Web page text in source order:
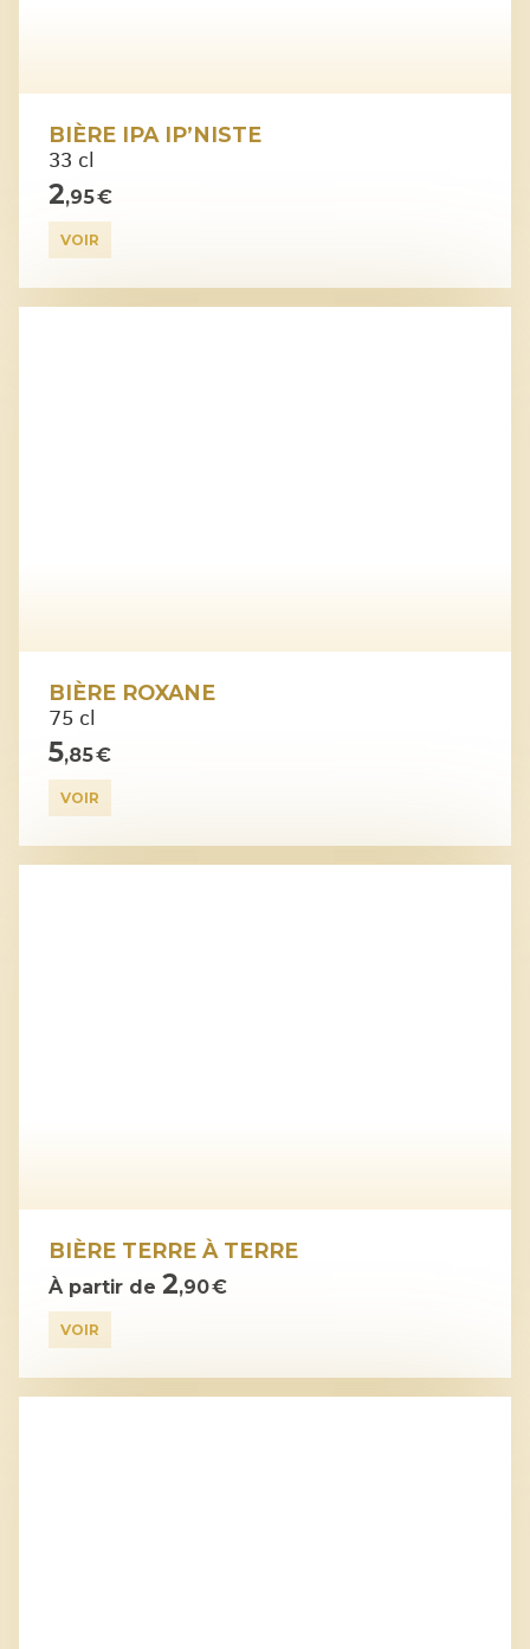
BIÈRE IPA IP’NISTE
33 cl
2,95 €
VOIR
BIÈRE ROXANE
75 cl
5,85 €
VOIR
BIÈRE TERRE À TERRE
À partir de 2,90 €
VOIR